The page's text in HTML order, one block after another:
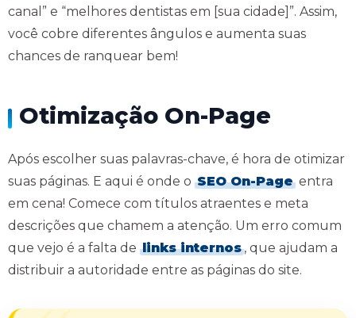
canal” e “melhores dentistas em [sua cidade]”. Assim,
você cobre diferentes ângulos e aumenta suas
chances de ranquear bem!
Otimização On-Page
Após escolher suas palavras-chave, é hora de otimizar
suas páginas. E aqui é onde o SEO On-Page entra
em cena! Comece com títulos atraentes e meta
descrições que chamem a atenção. Um erro comum
que vejo é a falta de links internos , que ajudam a
distribuir a autoridade entre as páginas do site.